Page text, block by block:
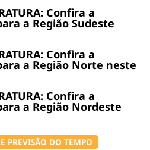
Confira a
a Região Sudeste
Confira a
a Região Norte neste
Confira a
a Região Nordeste
PREVISÃO DO TEMPO